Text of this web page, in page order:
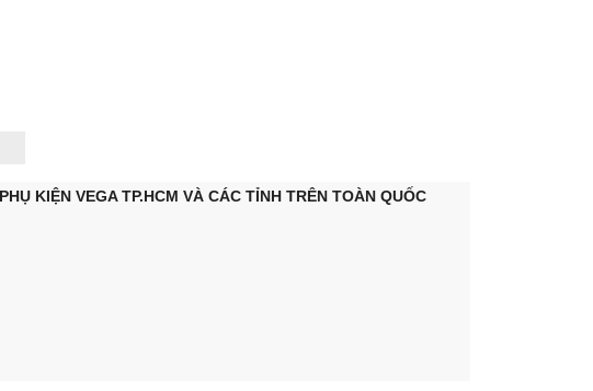
KIỆN VEGA TP.HCM VÀ CÁC TỈNH TRÊN TOÀN QUỐC